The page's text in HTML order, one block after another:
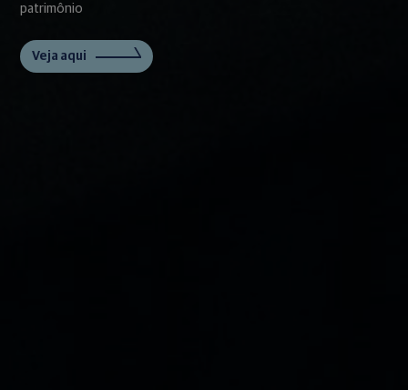
patrimônio
Veja aqui